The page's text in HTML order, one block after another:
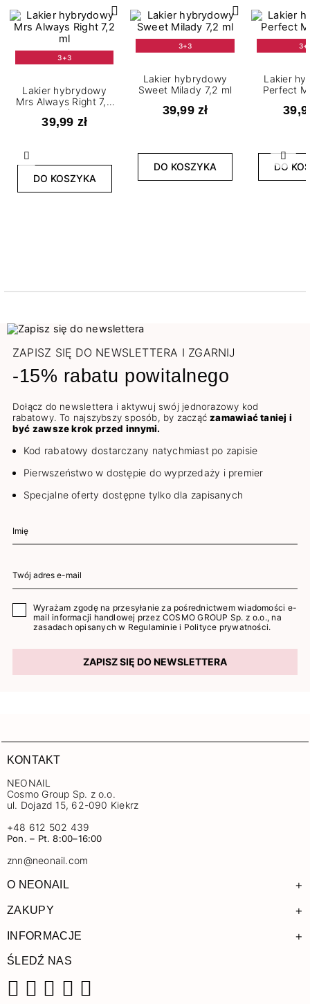
Poprzedni
3+3
Lakier hybrydowy
Mrs Always Right 7,2
ml
39,99 zł
DO KOSZYKA
3+3
Lakier hybrydowy
Sweet Milady 7,2 ml
39,99 zł
DO KOSZYKA
Lakier
Perfect
DO
ZAPISZ SIĘ DO NEWSLETTERA I ZGARNIJ
-15% rabatu powitalnego
Dołącz do newslettera i aktywuj swój jednorazowy kod
rabatowy. To najszybszy sposób, by zacząćzamawiać taniej i
być zawsze krok przed innymi.
Kod rabatowy dostarczany natychmiast po zapisie
Pierwszeństwo w dostępie do wyprzedaży i premier
Specjalne oferty dostępne tylko dla zapisanych
Wyrażam zgodę na przesyłanie za pośrednictwem wiadomości e-
mail informacji handlowej przez COSMO GROUP Sp. z o.o., na
zasadach opisanych w Regulaminie i Polityce prywatności.
ZAPISZ SIĘ DO NEWSLETTERA
KONTAKT
NEONAIL
Cosmo Group Sp. z o.o.
ul. Dojazd 15, 62-090 Kiekrz
+48 612 502 439
Pon. – Pt. 8:00–16:00
znn@neonail.com
O NEONAIL +
ZAKUPY +
INFORMACJE +
ŚLEDŹ NAS